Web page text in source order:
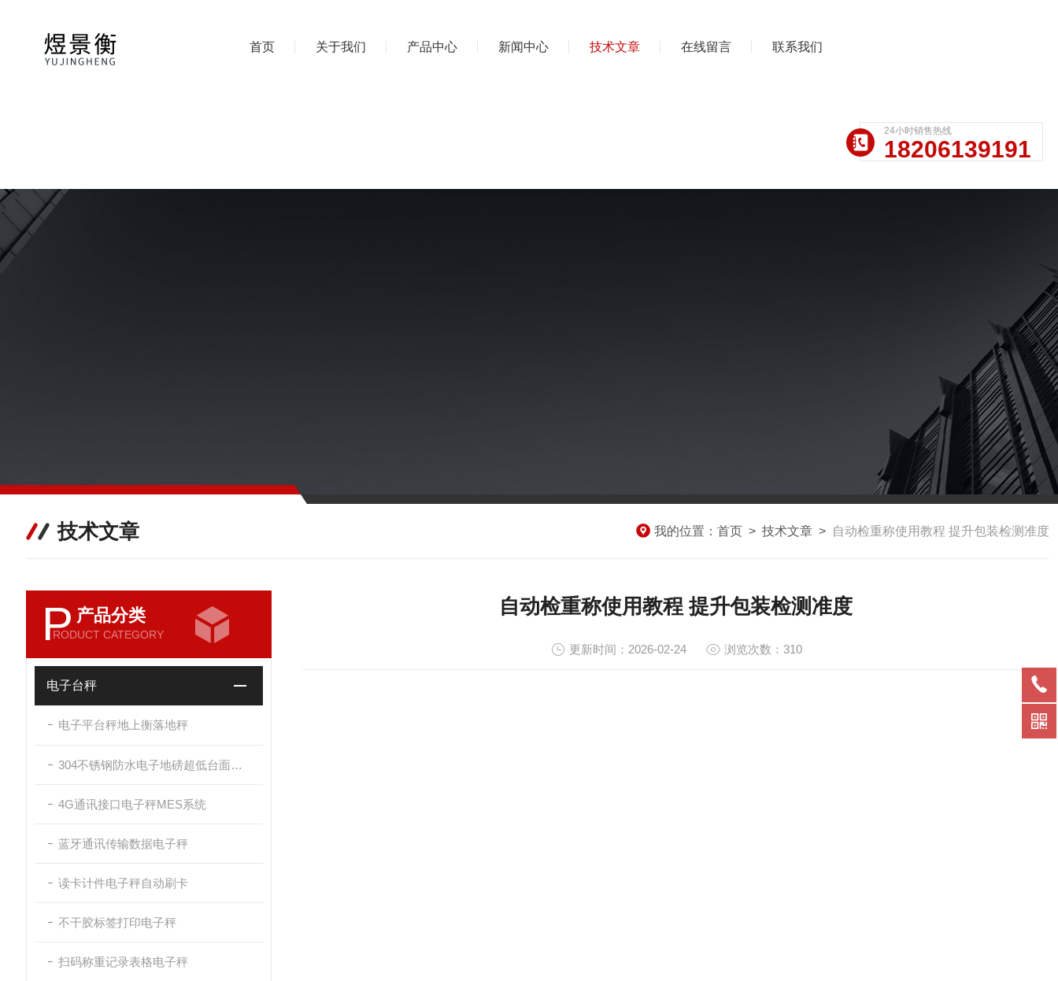
首页 关于我们 产品中心 新闻中心 技术文章 在线留言 联系我们
24小时销售热线
18206139191
技术文章 我的位置： 首页 > 技术文章 > 自动检重称使用教程 提升包装检测准度
P 产品分类
RODUCT CATEGORY
电子台秤
电子平台秤地上衡落地秤
304不锈钢防水电子地磅超低台面带斜坡
4G通讯接口电子秤MES系统
蓝牙通讯传输数据电子秤
读卡计件电子秤自动刷卡
不干胶标签打印电子秤
扫码称重记录表格电子秤
自动检重称使用教程 提升包装检测准度
更新时间：2026-02-24 浏览次数：310